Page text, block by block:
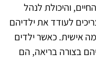
והיכולת לנהל
לעודד את ילדיהם
אישית. כאשר ילדים
בצורה בריאה, הם